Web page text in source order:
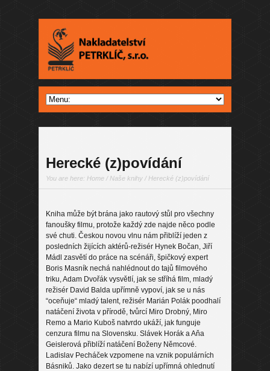
Herecké (z)povídání
You are here: Home / Naše knihy / Herecké (z)povídání
Kniha může být brána jako rautový stůl pro všechny
fanoušky filmu, protože každý zde najde něco podle
své chuti. Českou novou vlnu nám přiblíží jeden z
posledních žijících aktérů-režisér Hynek Bočan, Jiří
Mádl zasvětí do práce na scénáři, špičkový expert
Boris Masník nechá nahlédnout do tajů filmového
triku, Adam Dvořák vysvětlí, jak se stříhá film, mladý
režisér David Balda upřímně vypoví, jak se u nás
“oceňuje“ mladý talent, režisér Marián Polák poodhalí
natáčení života v přírodě, tvůrcí Miro Drobný, Miro
Remo a Mario Kuboš natvrdo ukáží, jak funguje
cenzura filmu na Slovensku. Slávek Horák a Aňa
Geislerová přiblíží natáčení Boženy Němcové.
Ladislav Pecháček vzpomene na vznik populárních
Básniků. Jako dezert se tu nabízí upřímná ohlednutí